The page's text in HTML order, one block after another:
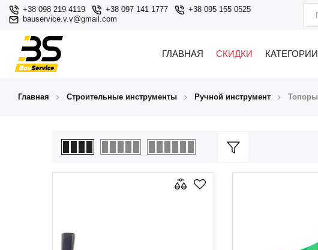
+38 098 219 4119 +38 097 141 1777
+38 095 155 0525
bauservice.v.v@gmail.com
ГЛАВНАЯ СКИДКИ КАТЕГОРИИ
Главная Строительные инструменты Ручной инструмент Топоры